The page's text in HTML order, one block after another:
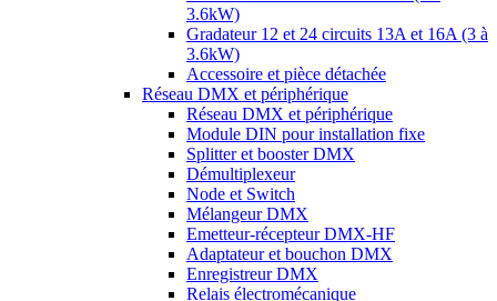
3.6kW)
Gradateur 12 et 24 circuits 13A et 16A (3 à
3.6kW)
Accessoire et pièce détachée
Réseau DMX et périphérique
Réseau DMX et périphérique
Module DIN pour installation fixe
Splitter et booster DMX
Démultiplexeur
Node et Switch
Mélangeur DMX
Emetteur-récepteur DMX-HF
Adaptateur et bouchon DMX
Enregistreur DMX
Relais électromécanique